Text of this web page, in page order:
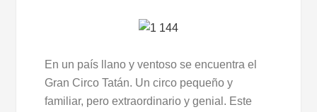
En un país llano y ventoso se encuentra el
Gran Circo Tatán. Un circo pequeño y
familiar, pero extraordinario y genial. Este